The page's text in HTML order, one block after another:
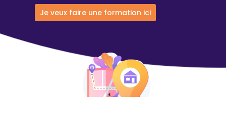
Je veux faire une formation ici